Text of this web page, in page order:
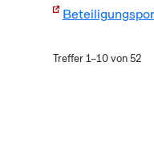
Treffer 1–10 von 52